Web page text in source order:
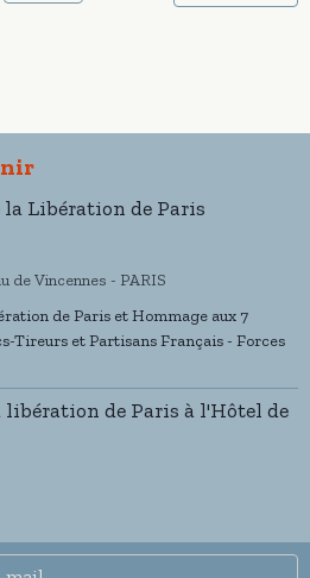
Libération de Paris
de Vincennes - PARIS
de Paris et Hommage aux 7
Tireurs et Partisans Français - Forces
de Paris à l'Hôtel de